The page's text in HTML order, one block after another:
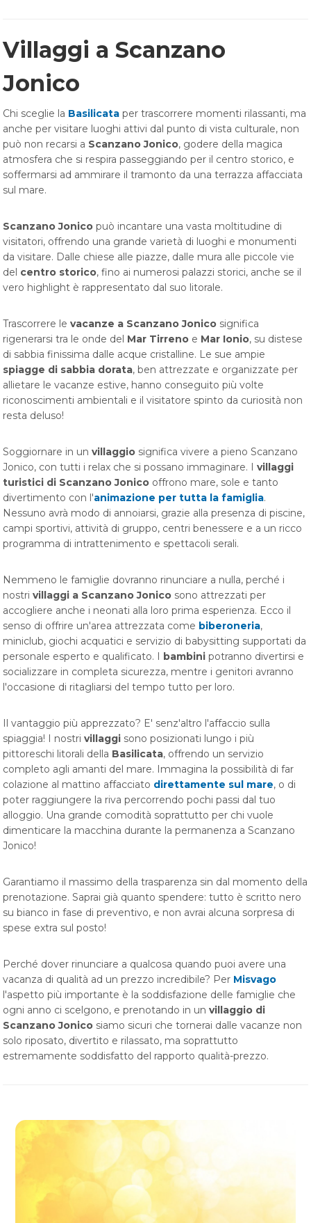
Villaggi a Scanzano
Jonico
Chi sceglie la Basilicata per trascorrere momenti rilassanti, ma
anche per visitare luoghi attivi dal punto di vista culturale, non
può non recarsi a Scanzano Jonico, godere della magica
atmosfera che si respira passeggiando per il centro storico, e
soffermarsi ad ammirare il tramonto da una terrazza affacciata
sul mare.
Scanzano Jonico può incantare una vasta moltitudine di
visitatori, offrendo una grande varietà di luoghi e monumenti
da visitare. Dalle chiese alle piazze, dalle mura alle piccole vie
del centro storico, fino ai numerosi palazzi storici, anche se il
vero highlight è rappresentato dal suo litorale.
Trascorrere levacanze a Scanzano Jonico significa
rigenerarsi tra le onde del Mar Tirreno e Mar Ionio, su distese
di sabbia finissima dalle acque cristalline. Le sue ampie
spiagge di sabbia dorata, ben attrezzate e organizzate per
allietare le vacanze estive, hanno conseguito più volte
riconoscimenti ambientali e il visitatore spinto da curiosità non
resta deluso!
Soggiornare in unvillaggio significa vivere a pieno Scanzano
Jonico, con tutti i relax che si possano immaginare. Ivillaggi
turistici di Scanzano Jonico offrono mare, sole e tanto
divertimento con l'animazione per tutta la famiglia.
Nessuno avrà modo di annoiarsi, grazie alla presenza di piscine,
campi sportivi, attività di gruppo, centri benessere e a un ricco
programma di intrattenimento e spettacoli serali.
Nemmeno le famiglie dovranno rinunciare a nulla, perché i
nostrivillaggi a Scanzano Jonico sono attrezzati per
accogliere anche i neonati alla loro prima esperienza. Ecco il
senso di offrire un'area attrezzata come biberoneria,
miniclub, giochi acquatici e servizio di babysitting supportati da
personale esperto e qualificato. I bambini potranno divertirsi e
socializzare in completa sicurezza, mentre i genitori avranno
l'occasione di ritagliarsi del tempo tutto per loro.
Il vantaggio più apprezzato? E' senz'altro l'affaccio sulla
spiaggia! I nostrivillaggi sono posizionati lungo i più
pittoreschi litorali della Basilicata, offrendo un servizio
completo agli amanti del mare. Immagina la possibilità di far
colazione al mattino affacciato direttamente sul mare, o di
poter raggiungere la riva percorrendo pochi passi dal tuo
alloggio. Una grande comodità soprattutto per chi vuole
dimenticare la macchina durante la permanenza a Scanzano
Jonico!
Garantiamo il massimo della trasparenza sin dal momento della
prenotazione. Saprai già quanto spendere: tutto è scritto nero
su bianco in fase di preventivo, e non avrai alcuna sorpresa di
spese extra sul posto!
Perché dover rinunciare a qualcosa quando puoi avere una
vacanza di qualità ad un prezzo incredibile? Per Misvago
l'aspetto più importante è la soddisfazione delle famiglie che
ogni anno ci scelgono, e prenotando in unvillaggio di
Scanzano Jonico siamo sicuri che tornerai dalle vacanze non
solo riposato, divertito e rilassato, ma soprattutto
estremamente soddisfatto del rapporto qualità-prezzo.